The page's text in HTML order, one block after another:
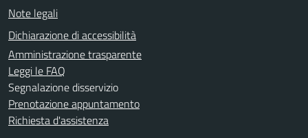
Note legali
Dichiarazione di accessibilità
Amministrazione trasparente
Leggi le FAQ
Segnalazione disservizio
Prenotazione appuntamento
Richiesta d'assistenza